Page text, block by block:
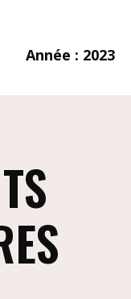
Année : 2023